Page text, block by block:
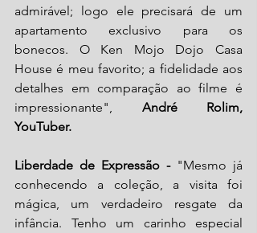
admirável; logo ele precisará de um
apartamento exclusivo para os
bonecos. O Ken Mojo Dojo Casa
House é meu favorito; a fidelidade aos
detalhes em comparação ao filme é
impressionante", André Rolim,
YouTuber.
Liberdade de Expressão - "Mesmo já
conhecendo a coleção, a visita foi
mágica, um verdadeiro resgate da
infância. Tenho um carinho especial